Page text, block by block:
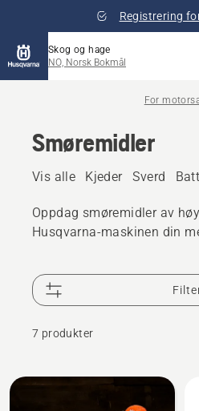
Registrering
Skog og hage
NO, Norsk Bokmål
For
Smøremidler
Vis alle Kjeder Sverd
Oppdag smøremidler av
Husqvarna-maskinen din
7 produkter
Alle